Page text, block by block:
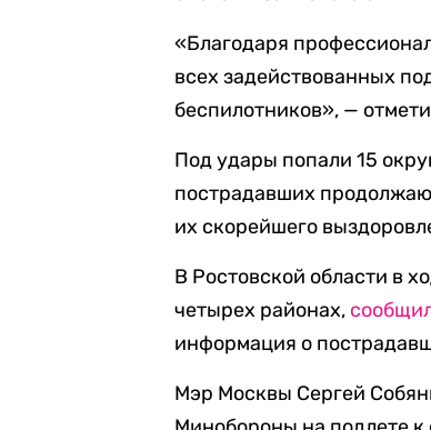
«Благодаря
всех задействованных
беспилотников», —
Под удары попали 15
пострадавших
их скорейшего
В Ростовской области в
четырех районах,
информация о
Мэр Москвы Сергей